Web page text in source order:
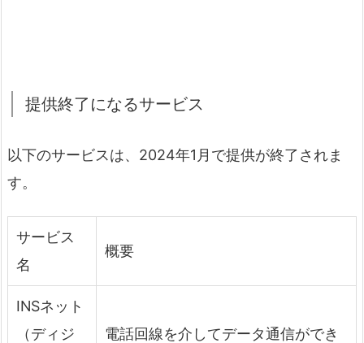
提供終了になるサービス
以下のサービスは、2024年1月で提供が終了されま
す。
サービス
名
概要
INSネット
（ディジ
電話回線を介してデータ通信ができ